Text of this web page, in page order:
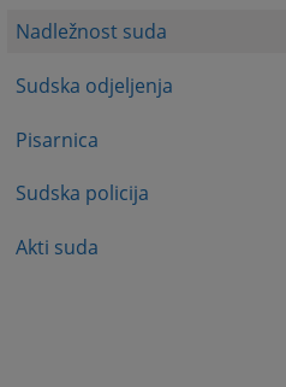
Nadležnost suda
Sudska odjeljenja
Pisarnica
Sudska policija
Akti suda